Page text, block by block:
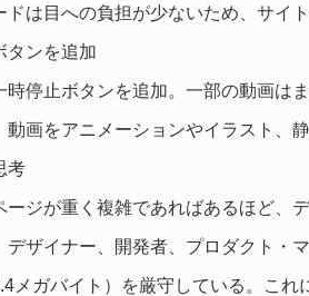
は目への負担が少ないため、サイ
タンを追加
停止ボタンを追加。一部の動画は
画をアニメーションやイラスト、
考
ージが重く複雑であればあるほど、
デザイナー、開発者、プロダクト・
メガバイト）を厳守している。これ